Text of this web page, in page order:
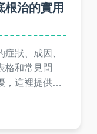
根治的實用
狀、成因、
格和常見問
，這裡提供從
驗和醫療知